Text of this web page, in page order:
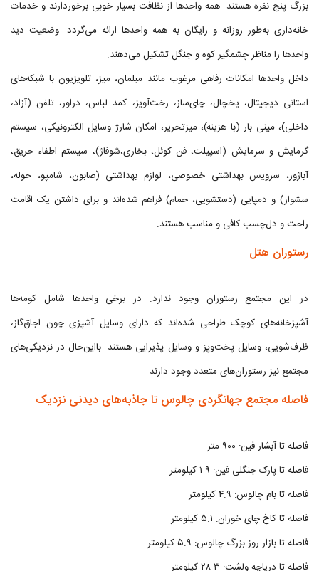
بزرگ پنج نفره هستند. همه واحدها از نظافت بسیار خوبی برخوردارند و خدمات
خانه‌داری به‌طور روزانه و رایگان به همه واحدها ارائه می‌گردد. وضعیت دید
واحدها را مناظر چشمگیر کوه و جنگل تشکیل می‌دهند.
داخل واحدها امکانات رفاهی مرغوب مانند مبلمان، میز، تلویزیون با شبکه‌های
استانی دیجیتال، یخچال، چای‌ساز، رخت‌آویز، کمد لباس، دراور، تلفن (آزاد،
داخلی)، مینی بار (با هزینه)، میزتحریر، امکان شارژ وسایل الکترونیکی، سیستم
گرمایش و سرمایش (اسپیلت، فن کوئل، بخاری،شوفاژ)، سیستم اطفاء حریق،
آباژور، سرویس بهداشتی خصوصی، لوازم بهداشتی (صابون، شامپو، حوله،
سشوار) و دمپایی (دستشویی، حمام) فراهم شده‌اند و برای داشتن یک اقامت
راحت و دل‌چسب کافی و مناسب هستند.
رستوران هتل
در این مجتمع رستوران وجود ندارد. در برخی واحدها شامل کومه‌ها
آشپزخانه‌های کوچک طراحی شده‌اند که دارای وسایل آشپزی چون اجاق‌گاز،
ظرف‌شویی، وسایل پخت‌وپز و وسایل پذیرایی هستند. بااین‌حال در نزدیکی‌های
مجتمع نیز رستوران‌های متعدد وجود دارند.
فاصله مجتمع جهانگردی چالوس تا جاذبه‌های دیدنی نزدیک
فاصله تا آبشار فین: ۹۰۰ متر
فاصله تا پارک جنگلی فین: ۱.۹ کیلومتر
فاصله تا بام چالوس: ۴.۹ کیلومتر
فاصله تا کاخ چای خوران: ۵.۱ کیلومتر
فاصله تا بازار روز بزرگ چالوس: ۵.۹ کیلومتر
فاصله تا دریاچه ولشت: ۲۸.۳ کیلومتر